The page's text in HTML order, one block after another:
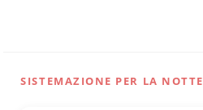
SISTEMAZIONE PER LA NOTTE